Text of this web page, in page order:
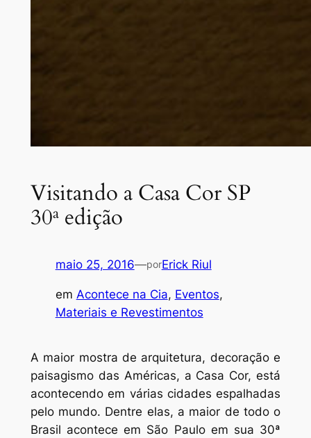
Visitando a Casa Cor SP
30ª edição
maio 25, 2016—porErick Riul
em Acontece na Cia, Eventos
Materiais e Revestimentos
A maior mostra de arquitetura, decoração e
paisagismo das Américas, a Casa Cor, está
acontecendo em várias cidades espalhadas
pelo mundo. Dentre elas, a maior de todo o
Brasil acontece em São Paulo em sua 30ª